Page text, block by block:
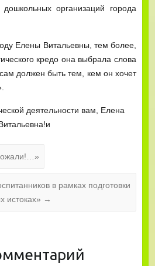
организаций города
Елены Витальевны, тем более,
кредо она выбрала слова
должен быть тем, кем он хочет
деятельности вам, Елена
в рамках подготовки
истоках» →